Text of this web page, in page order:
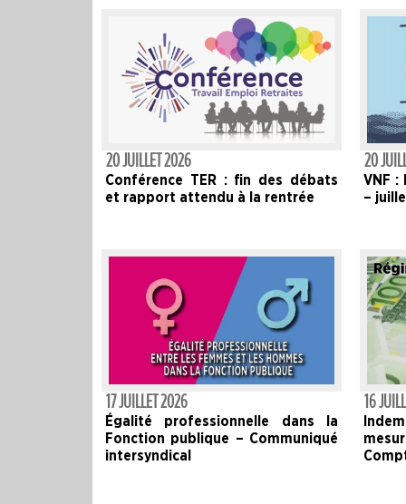
20 JUILLET 2026
Conférence TER : fin des débats
et rapport attendu à la rentrée
20
VNF :
–
17 JUILLET 2026
Égalité professionnelle dans la
Fonction publique – Communiqué
intersyndical
16